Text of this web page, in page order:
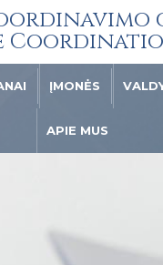
ĮMONĖS
APIE MUS